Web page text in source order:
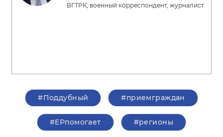
ВГТРК, военный корреспондент, журналист
#Поддубный #приемграждан
#ЕРпомогает #регионы